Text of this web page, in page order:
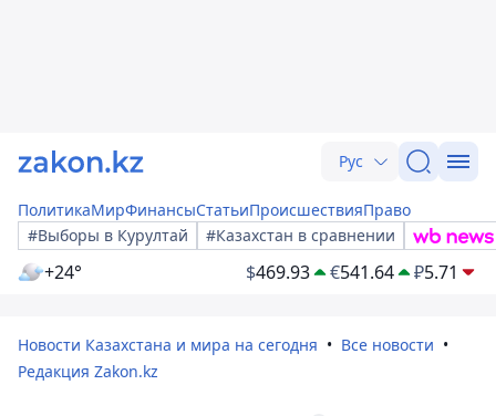
Рус
ПолитикаМирФинансыСтатьиПроисшествияПраво
#Выборы в Курултай
#Казахстан в сравнении
+24° $469.93 €541.64 ₽5.71
Новости Казахстана и мира на сегодня
Все новости
Редакция Zakon.kz